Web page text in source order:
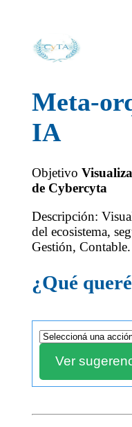
Meta-
IA
Objetivo
de Cybercyta
Descripción:
del ecosistema,
Gestión, Contable.
¿Qué